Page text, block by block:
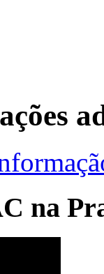
na